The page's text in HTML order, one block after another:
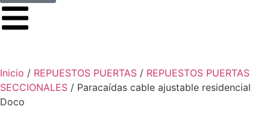
Inicio / REPUESTOS PUERTAS / REPUESTOS PUERTAS
SECCIONALES / Paracaídas cable ajustable residencial
Doco